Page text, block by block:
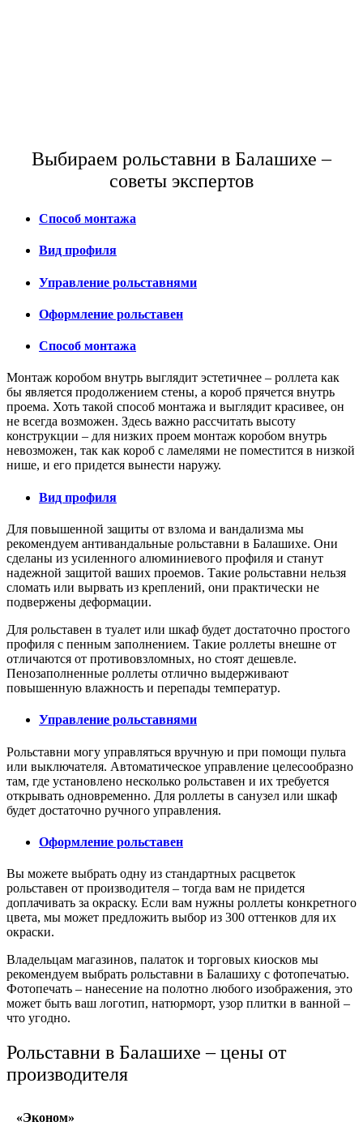
Выбираем рольставни в Балашихе –
советы экспертов
Способ монтажа
Вид профиля
Управление рольставнями
Оформление рольставен
Способ монтажа
Монтаж коробом внутрь выглядит эстетичнее – роллета как
бы является продолжением стены, а короб прячется внутрь
проема. Хоть такой способ монтажа и выглядит красивее, он
не всегда возможен. Здесь важно рассчитать высоту
конструкции – для низких проем монтаж коробом внутрь
невозможен, так как короб с ламелями не поместится в низкой
нише, и его придется вынести наружу.
Вид профиля
Для повышенной защиты от взлома и вандализма мы
рекомендуем антивандальные рольставни в Балашихе. Они
сделаны из усиленного алюминиевого профиля и станут
надежной защитой ваших проемов. Такие рольставни нельзя
сломать или вырвать из креплений, они практически не
подвержены деформации.
Для рольставен в туалет или шкаф будет достаточно простого
профиля с пенным заполнением. Такие роллеты внешне от
отличаются от противовзломных, но стоят дешевле.
Пенозаполненные роллеты отлично выдерживают
повышенную влажность и перепады температур.
Управление рольставнями
Рольставни могу управляться вручную и при помощи пульта
или выключателя. Автоматическое управление целесообразно
там, где установлено несколько рольставен и их требуется
открывать одновременно. Для роллеты в санузел или шкаф
будет достаточно ручного управления.
Оформление рольставен
Вы можете выбрать одну из стандартных расцветок
рольставен от производителя – тогда вам не придется
доплачивать за окраску. Если вам нужны роллеты конкретного
цвета, мы может предложить выбор из 300 оттенков для их
окраски.
Владельцам магазинов, палаток и торговых киосков мы
рекомендуем выбрать рольставни в Балашиху с фотопечатью.
Фотопечать – нанесение на полотно любого изображения, это
может быть ваш логотип, натюрморт, узор плитки в ванной –
что угодно.
Рольставни в Балашихе – цены от
производителя
«Эконом»